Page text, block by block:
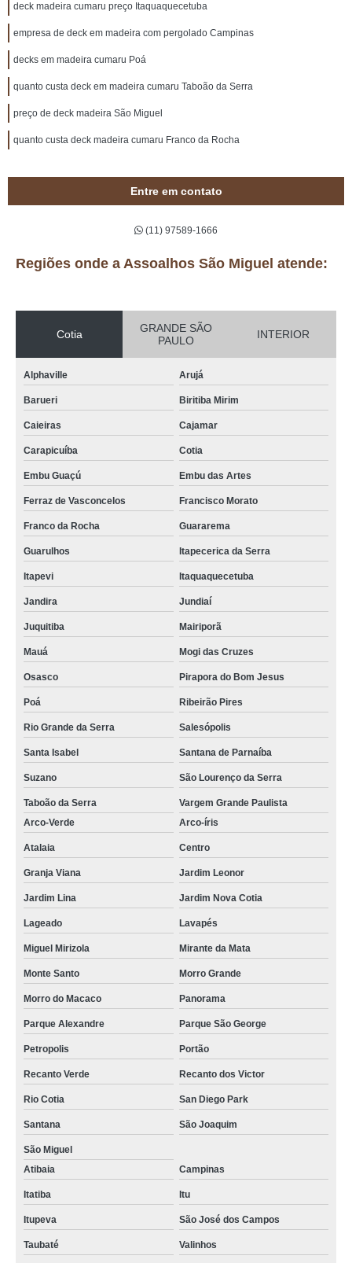
deck madeira cumaru preço Itaquaquecetuba
empresa de deck em madeira com pergolado Campinas
decks em madeira cumaru Poá
quanto custa deck em madeira cumaru Taboão da Serra
preço de deck madeira São Miguel
quanto custa deck madeira cumaru Franco da Rocha
Entre em contato
(11) 97589-1666
Regiões onde a Assoalhos São Miguel atende:
Cotia
GRANDE SÃO
PAULO
INTERIOR
Alphaville Arujá
Barueri Biritiba Mirim
Caieiras Cajamar
Carapicuíba Cotia
Embu Guaçú Embu das Artes
Ferraz de Vasconcelos Francisco Morato
Franco da Rocha Guararema
Guarulhos Itapecerica da Serra
Itapevi Itaquaquecetuba
Jandira Jundiaí
Juquitiba Mairiporã
Mauá Mogi das Cruzes
Osasco Pirapora do Bom Jesus
Poá Ribeirão Pires
Rio Grande da Serra Salesópolis
Santa Isabel Santana de Parnaíba
Suzano São Lourenço da Serra
Taboão da Serra
Vargem Grande Paulista
Arco-Verde
Arco-íris
Atalaia Centro
Granja Viana Jardim Leonor
Jardim Lina Jardim Nova Cotia
Lageado Lavapés
Miguel Mirizola Mirante da Mata
Monte Santo Morro Grande
Morro do Macaco Panorama
Parque Alexandre Parque São George
Petropolis Portão
Recanto Verde Recanto dos Victor
Rio Cotia San Diego Park
Santana São Joaquim
São Miguel
Atibaia
Campinas
Itatiba Itu
Itupeva São José dos Campos
Taubaté Valinhos